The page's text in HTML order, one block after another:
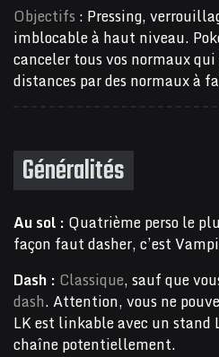
Objectifs : Pressing,
imblocable à haut niveau.
canceler tous vos normaux
distances par des normaux à
Généralités
Au sol : Quatrième perso le
façon faut dasher, c’est
Dash : Classique, sauf que
dash. Attention, vous ne
LK est linkable avec un stand
chaîne potentiellement.